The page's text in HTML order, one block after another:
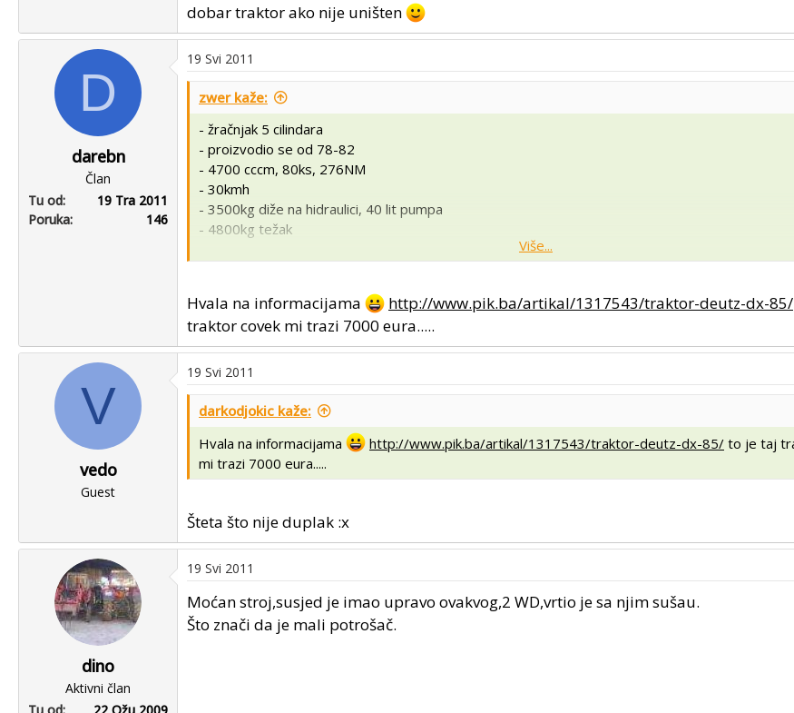
dobar traktor ako nije uništen
D
darebn
Član
Tu od
19 Tra 2011
Poruka
146
19 Svi 2011
zwer kaže:
- žračnjak 5 cilindara
- proizvodio se od 78-82
- 4700 cccm, 80ks, 276NM
- 30kmh
- 3500kg diže na hidraulici, 40 lit pumpa
- 4800kg težak
Više...
Hvala na informacijama http://www.pik.ba/artikal/1317543/traktor-deutz-dx-85/
traktor covek mi trazi 7000 eura.....
V
vedo
Guest
19 Svi 2011
darkodjokic kaže:
Hvala na informacijama
http://www.pik.ba/artikal/1317543/traktor-deutz-dx-85/ to je taj
mi trazi 7000 eura.....
Šteta što nije duplak :x
dino
Aktivni član
Tu od
22 Ožu 2009
19 Svi 2011
Moćan stroj,susjed je imao upravo ovakvog,2 WD,vrtio je sa njim sušau.
Što znači da je mali potrošač.